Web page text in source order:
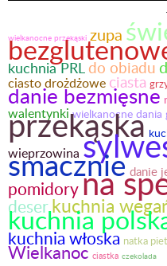
wielkanocne przekąski zupa
kuchnia PRL do obiadu
ciasto drożdżowe ciasta
danie bezmięsne
walentynki wielkanocne dania
przekąska
wieprzowina
smacznie danie
pomidoryna
deserkuchnia
kuchnia
kuchnia włoska natka
Wielkanoc ciastka czekolada